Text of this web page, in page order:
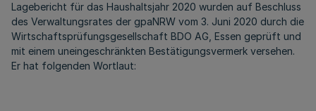
Lagebericht für das Haushaltsjahr 2020 wurden auf Beschluss
des Verwaltungsrates der gpaNRW vom 3. Juni 2020 durch die
Wirtschaftsprüfungsgesellschaft BDO AG, Essen geprüft und
mit einem uneingeschränkten Bestätigungsvermerk versehen.
Er hat folgenden Wortlaut: